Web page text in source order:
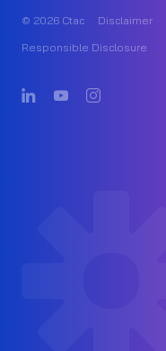
© 2026 Ctac Disclaimer
Responsible Disclosure